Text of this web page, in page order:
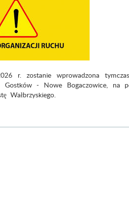
r. zostanie wprowadzona
- Nowe Bogaczowice, na
Wałbrzyskiego.